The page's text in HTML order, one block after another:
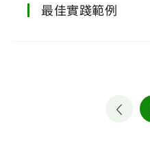
最佳實踐範例